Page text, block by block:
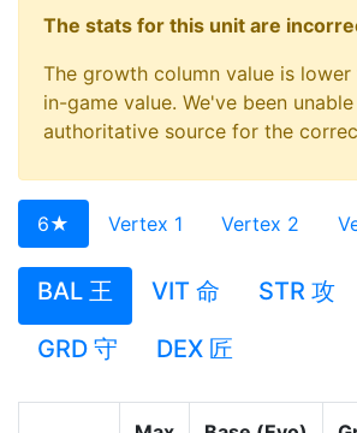
The stats for this unit are
The growth column value is
in-game value. We've been
authoritative source for the
6★ Vertex 1 Vertex 2
BAL 王 VIT 命 STR 攻
GRD 守
DEX 匠